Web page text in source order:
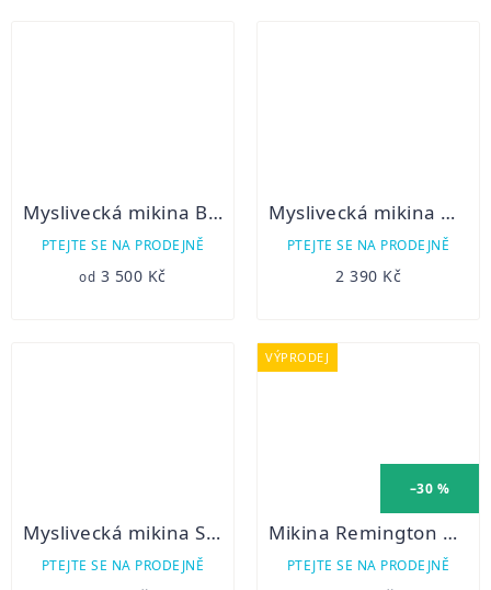
Myslivecká mikina Blaser Ulf
PTEJTE SE NA PRODEJNĚ
od 3 500 Kč
Myslivecká mikina WINDSOR zelená
PTEJTE SE NA PRODEJNĚ
2 390 Kč
Myslivecká mikina Swedteam Lynx
PTEJTE SE NA PRODEJNĚ
VÝPRODEJ
–30 %
Mikina Remington Hoody Winterized
PTEJTE SE NA PRODEJNĚ